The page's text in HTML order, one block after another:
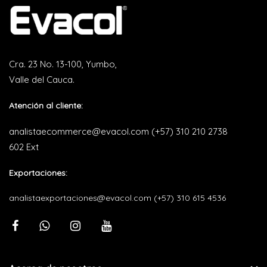
Cra. 23 No. 13-100, Yumbo,
Valle del Cauca.
Atención al cliente:
analistaecommerce@evacol.com (+57) 310 210 2738
602 Ext
Exportaciones:
analistaexportaciones@evacol.com (+57) 310 615 4536